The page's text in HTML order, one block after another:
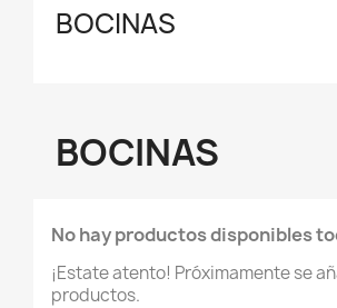
BOCINAS
BOCINAS
No hay productos disponibles
¡Estate atento! Próximamente se
productos.